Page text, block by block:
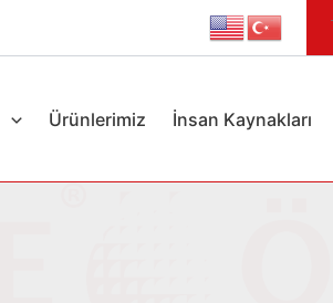
Ürünlerimiz İnsan Kaynakları